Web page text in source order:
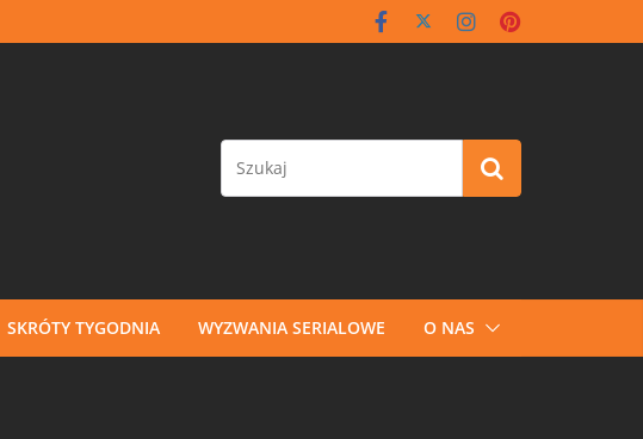
SKRÓTY TYGODNIA WYZWANIA SERIALOWE O NAS